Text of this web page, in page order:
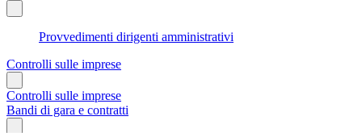
Provvedimenti dirigenti amministrativi
Controlli sulle imprese
Controlli sulle imprese
Bandi di gara e contratti